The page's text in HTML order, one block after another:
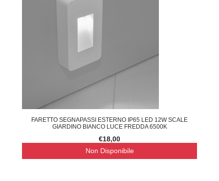
FARETTO SEGNAPASSI ESTERNO IP65 LED 12W SCALE
GIARDINO BIANCO LUCE FREDDA 6500K
€18,00
Non Disponibile